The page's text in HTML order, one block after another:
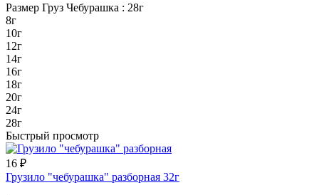
Размер Груз Чебурашка : 28г
8г
10г
12г
14г
16г
18г
20г
24г
28г
Быстрый просмотр
16 ₽
Грузило "чебурашка" разборная 32г